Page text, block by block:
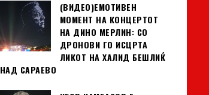
(ВИДЕО)ЕМОТИВЕН
МОМЕНТ НА КОНЦЕРТОТ
НА ДИНО МЕРЛИН: СО
ДРОНОВИ ГО ИСЦРТА
ЛИКОТ НА ХАЛИД БЕШЛИЌ
НАД САРАЕВО